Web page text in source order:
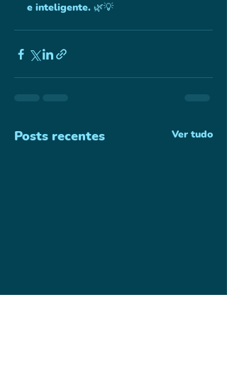
e inteligente. 🌿💡
Posts recentes Ver tudo